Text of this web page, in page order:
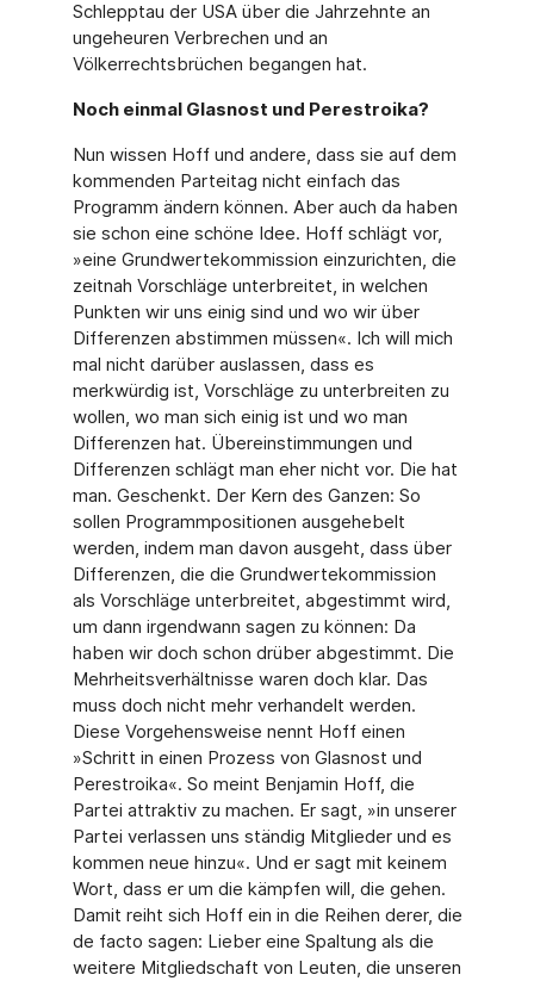
Schlepptau der USA über die Jahrzehnte an
ungeheuren Verbrechen und an
Völkerrechtsbrüchen begangen hat.
Noch einmal Glasnost und Perestroika?
Nun wissen Hoff und andere, dass sie auf dem
kommenden Parteitag nicht einfach das
Programm ändern können. Aber auch da haben
sie schon eine schöne Idee. Hoff schlägt vor,
»eine Grundwertekommission einzurichten, die
zeitnah Vorschläge unterbreitet, in welchen
Punkten wir uns einig sind und wo wir über
Differenzen abstimmen müssen«. Ich will mich
mal nicht darüber auslassen, dass es
merkwürdig ist, Vorschläge zu unterbreiten zu
wollen, wo man sich einig ist und wo man
Differenzen hat. Übereinstimmungen und
Differenzen schlägt man eher nicht vor. Die hat
man. Geschenkt. Der Kern des Ganzen: So
sollen Programmpositionen ausgehebelt
werden, indem man davon ausgeht, dass über
Differenzen, die die Grundwertekommission
als Vorschläge unterbreitet, abgestimmt wird,
um dann irgendwann sagen zu können: Da
haben wir doch schon drüber abgestimmt. Die
Mehrheitsverhältnisse waren doch klar. Das
muss doch nicht mehr verhandelt werden.
Diese Vorgehensweise nennt Hoff einen
»Schritt in einen Prozess von Glasnost und
Perestroika«. So meint Benjamin Hoff, die
Partei attraktiv zu machen. Er sagt, »in unserer
Partei verlassen uns ständig Mitglieder und es
kommen neue hinzu«. Und er sagt mit keinem
Wort, dass er um die kämpfen will, die gehen.
Damit reiht sich Hoff ein in die Reihen derer, die
de facto sagen: Lieber eine Spaltung als die
weitere Mitgliedschaft von Leuten, die unseren